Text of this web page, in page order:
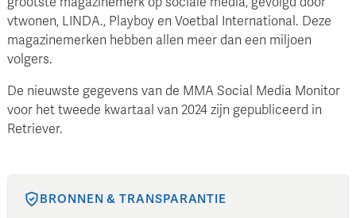
vtwonen, LINDA., Playboy en Voetbal International. Deze
magazinemerken hebben allen meer dan een miljoen
volgers.
De nieuwste gegevens van de MMA Social Media Monitor
voor het tweede kwartaal van 2024 zijn gepubliceerd in
Retriever.
BRONNEN & TRANSPARANTIE